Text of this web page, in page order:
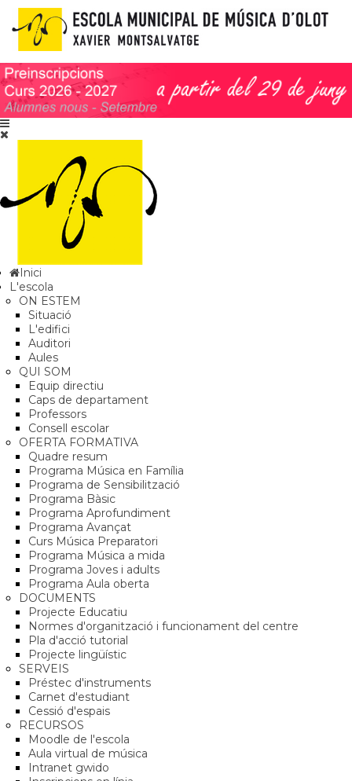
Inici
L'escola
ON ESTEM
Situació
L'edifici
Auditori
Aules
QUI SOM
Equip directiu
Caps de departament
Professors
Consell escolar
OFERTA FORMATIVA
Quadre resum
Programa Música en Família
Programa de Sensibilització
Programa Bàsic
Programa Aprofundiment
Programa Avançat
Curs Música Preparatori
Programa Música a mida
Programa Joves i adults
Programa Aula oberta
DOCUMENTS
Projecte Educatiu
Normes d'organització i funcionament del centre
Pla d'acció tutorial
Projecte lingüístic
SERVEIS
Préstec d'instruments
Carnet d'estudiant
Cessió d'espais
RECURSOS
Moodle de l'escola
Aula virtual de música
Intranet gwido